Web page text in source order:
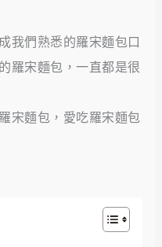
我們熟悉的羅宋麵包口
羅宋麵包，一直都是很
宋麵包，愛吃羅宋麵包